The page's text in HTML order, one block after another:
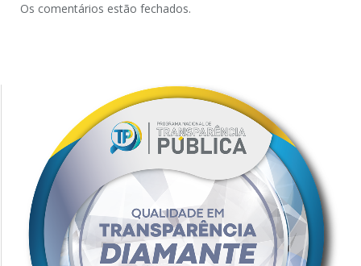
Os comentários estão fechados.